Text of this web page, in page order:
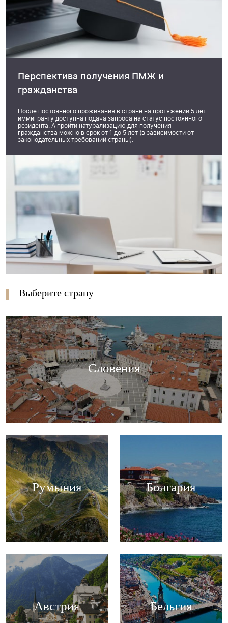
Перспектива получения ПМЖ и
гражданства
После постоянного проживания в стране на протяжении 5 лет
иммигранту доступна подача запроса на статус постоянного
резидента. А пройти натурализацию для получения
гражданства можно в срок от 1 до 5 лет (в зависимости от
законодательных требований страны).
Выберите страну
Словения
Румыния Болгария
Австрия Бельгия